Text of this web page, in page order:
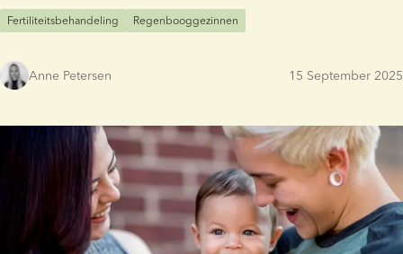
Fertiliteitsbehandeling Regenbooggezinnen
Anne Petersen 15 September 2025